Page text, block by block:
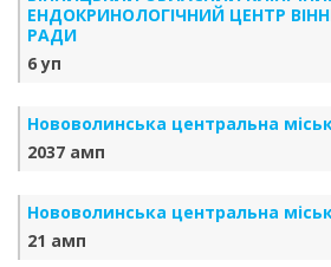
ЕНДОКРИНОЛОГІЧНИЙ ЦЕНТР
РАДИ
6 уп
Нововолинська центральна
2037 амп
Нововолинська центральна
21 амп